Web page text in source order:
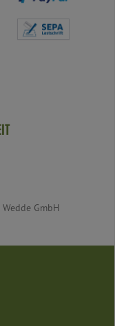
GmbH